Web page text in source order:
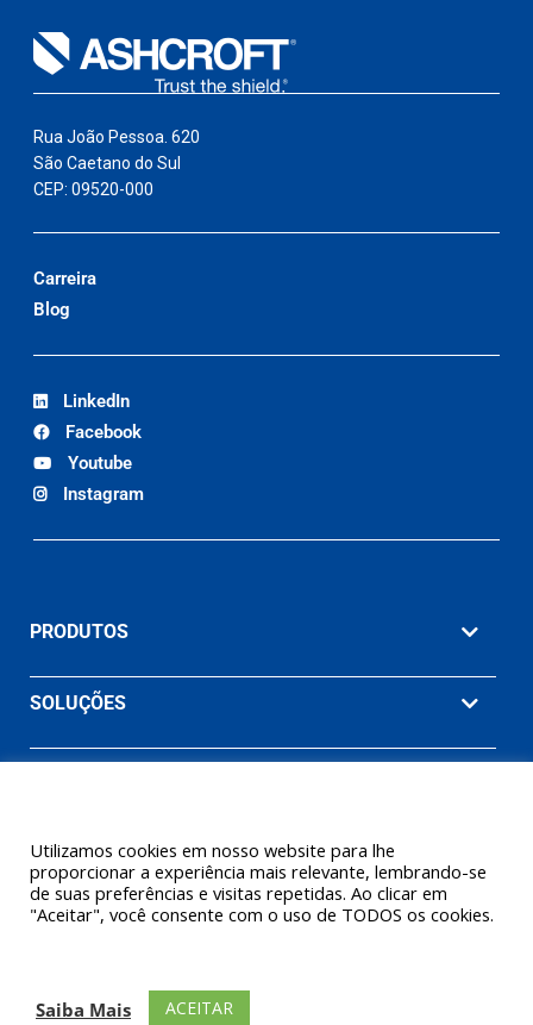
Rua João Pessoa. 620
São Caetano do Sul
CEP: 09520-000
Carreira
Blog
LinkedIn
Facebook
Youtube
Instagram
PRODUTOS
SOLUÇÕES
EMPRESA
Controle Ltda. (Uma empresa Ashcroft® Inc.) Todos os direitos
reservados.
Utilizamos cookies em nosso website para lhe
proporcionar a experiência mais relevante, lembrando-se
de suas preferências e visitas repetidas. Ao clicar em
"Aceitar", você consente com o uso de TODOS os cookies.
Saiba Mais ACEITAR